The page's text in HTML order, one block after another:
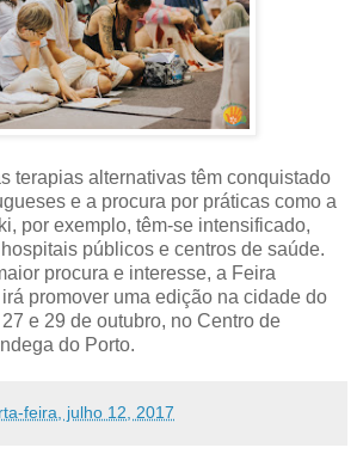
terapias alternativas têm conquistado
e a procura por práticas como a
por exemplo, têm-se intensificado,
públicos e centros de saúde.
procura e interesse, a Feira
promover uma edição na cidade do
e 29 de outubro, no Centro de
do Porto.
feira, julho 12, 2017